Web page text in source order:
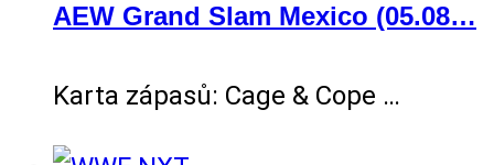
AEW Grand Slam Mexico (05.08…
Karta zápasů: Cage & Cope …